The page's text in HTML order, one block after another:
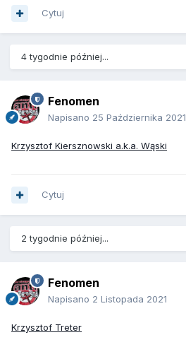
Cytuj
4 tygodnie później...
Fenomen
Napisano 25 Października 2021
Krzysztof Kiersznowski a.k.a. Wąski
Cytuj
2 tygodnie później...
Fenomen
Napisano 2 Listopada 2021
Krzysztof Treter